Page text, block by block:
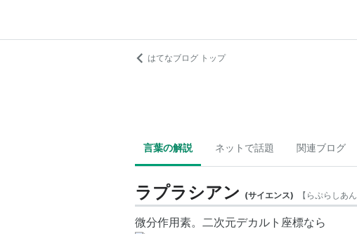
はてなブログ トップ
言葉の解説 ネットで話題 関連ブログ
ラプラシアン (サイエンス) 【 らぷらしあん
微分作用素。二次元デカルト座標なら